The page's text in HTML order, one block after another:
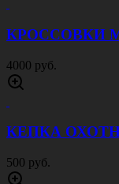
КРОССОВКИ
4000 руб.
КЕПКА
500 руб.